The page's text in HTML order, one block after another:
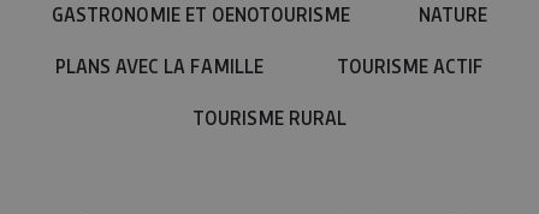
GASTRONOMIE ET OENOTOURISME NATURE
PLANS AVEC LA FAMILLE TOURISME ACTIF
TOURISME RURAL